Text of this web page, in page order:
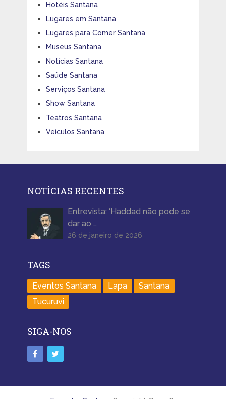
Hotéis Santana
Lugares em Santana
Lugares para Comer Santana
Museus Santana
Notícias Santana
Saúde Santana
Serviços Santana
Show Santana
Teatros Santana
Veículos Santana
NOTÍCIAS RECENTES
Entrevista: ‘Haddad não pode se
dar ao …
26 de janeiro de 2026
TAGS
Eventos Santana Lapa
Santana
Tucuruvi
SIGA-NOS